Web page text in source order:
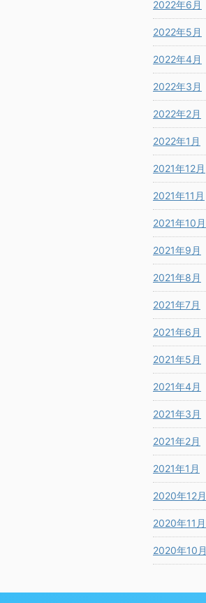
2022年6月
2022年5月
2022年4月
2022年3月
2022年2月
2022年1月
2021年12月
2021年11月
2021年10月
2021年9月
2021年8月
2021年7月
2021年6月
2021年5月
2021年4月
2021年3月
2021年2月
2021年1月
2020年12月
2020年11月
2020年10月